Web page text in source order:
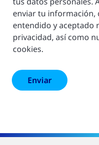
enviar tu información,
entendido y aceptado
privacidad, así como
cookies.